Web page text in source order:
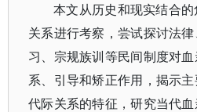
本文从历史和现实结合
关系进行考察，尝试探讨法
习、宗规族训等民间制度对
系、引导和矫正作用，揭示
代际关系的特征，研究当代